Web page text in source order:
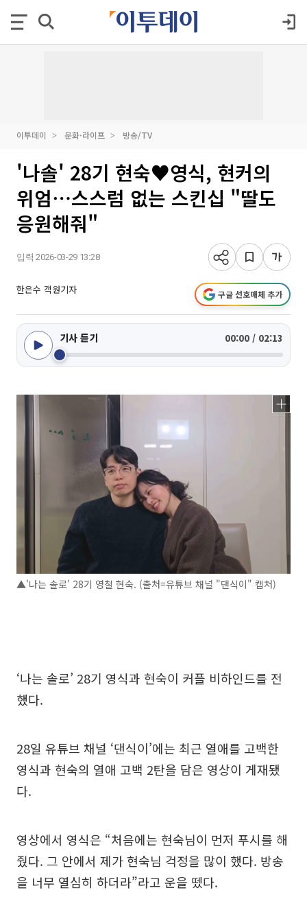
이투데이 문화·라이프 방송/TV
'나솔' 28기 현숙♥영식, 현커의
위엄⋯스스럼 없는 스킨십 "딸도
응원해줘"
입력 2026-03-29 13:28
한은수 객원기자 구글 선호매체 추가
기사 듣기 00:00 / 02:13
▲'나는 솔로' 28기 영철 현숙. (출처=유튜브 채널 "댄식이" 캡처)
‘나는 솔로’ 28기 영식과 현숙이 커플 비하인드를 전
했다.
28일 유튜브 채널 ‘댄식이’에는 최근 열애를 고백한
영식과 현숙의 열애 고백 2탄을 담은 영상이 게재됐
다.
영상에서 영식은 “처음에는 현숙님이 먼저 푸시를 해
줬다. 그 안에서 제가 현숙님 걱정을 많이 했다. 방송
을 너무 열심히 하더라”라고 운을 뗐다.